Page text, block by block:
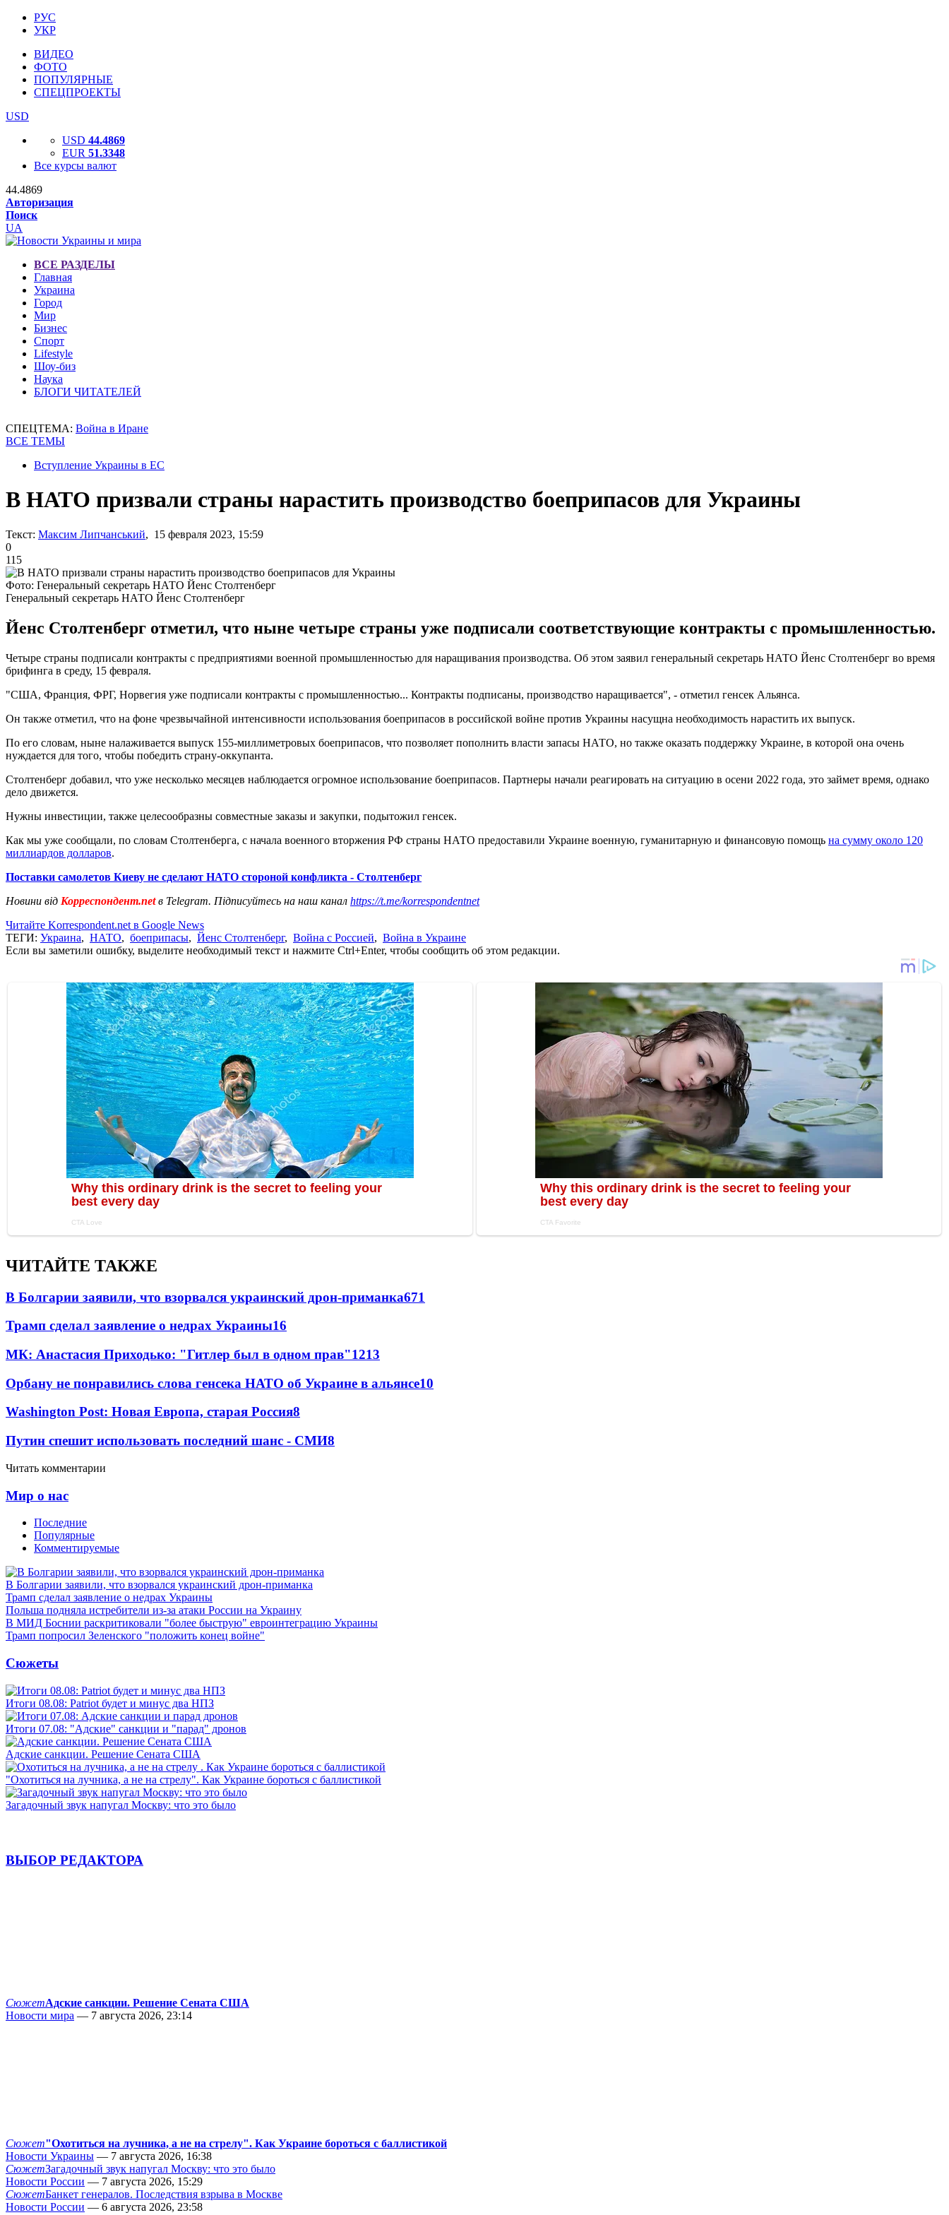
РУС
УКР
ВИДЕО
ФОТО
ПОПУЛЯРНЫЕ
СПЕЦПРОЕКТЫ
USD
USD 44.4869
EUR 51.3348
Все курсы валют
44.4869
Авторизация
Поиск
UA
ВСЕ РАЗДЕЛЫ
Главная
Украина
Город
Мир
Бизнес
Спорт
Lifestyle
Шоу-биз
Наука
БЛОГИ ЧИТАТЕЛЕЙ
СПЕЦТЕМА: Война в Иране
ВСЕ ТЕМЫ
Вступление Украины в ЕС
В НАТО призвали страны нарастить производство боеприпасов для Украины
Текст: Максим Липчанський, 15 февраля 2023, 15:59
0
115
Фото: Генеральный секретарь НАТО Йенс Столтенберг
Генеральный секретарь НАТО Йенс Столтенберг
Йенс Столтенберг отметил, что ныне четыре страны уже подписали соответствующие контракты с промышленностью.
Четыре страны подписали контракты с предприятиями военной промышленностью для наращивания производства. Об этом заявил генеральный секретарь НАТО Йенс Столтенберг во время
брифинга в среду, 15 февраля.
"США, Франция, ФРГ, Норвегия уже подписали контракты с промышленностью... Контракты подписаны, производство наращивается", - отметил генсек Альянса.
Он также отметил, что на фоне чрезвычайной интенсивности использования боеприпасов в российской войне против Украины насущна необходимость нарастить их выпуск.
По его словам, ныне налаживается выпуск 155-миллиметровых боеприпасов, что позволяет пополнить власти запасы НАТО, но также оказать поддержку Украине, в которой она очень
нуждается для того, чтобы победить страну-оккупанта.
Столтенберг добавил, что уже несколько месяцев наблюдается огромное использование боеприпасов. Партнеры начали реагировать на ситуацию в осени 2022 года, это займет время, однако
дело движется.
Нужны инвестиции, также целесообразны совместные заказы и закупки, подытожил генсек.
Как мы уже сообщали, по словам Столтенберга, с начала военного вторжения РФ страны НАТО предоставили Украине военную, гуманитарную и финансовую помощь на сумму около 120
миллиардов долларов.
Поставки самолетов Киеву не сделают НАТО стороной конфликта - Столтенберг
Новини від Корреспондент.netв Telegram. Підписуйтесь на наш канал https://t.me/korrespondentnet
Читайте Korrespondent.net в Google News
ТЕГИ: Украина, НАТО, боеприпасы, Йенс Столтенберг, Война с Россией, Война в Украине
Если вы заметили ошибку, выделите необходимый текст и нажмите Ctrl+Enter, чтобы сообщить об этом редакции.
ЧИТАЙТЕ ТАКЖЕ
В Болгарии заявили, что взорвался украинский дрон-приманка671
Трамп сделал заявление о недрах Украины16
МК: Анастасия Приходько: "Гитлер был в одном прав"1213
Орбану не понравились слова генсека НАТО об Украине в альянсе10
Washington Post: Новая Европа, старая Россия8
Путин спешит использовать последний шанс - СМИ8
Читать комментарии
Мир о нас
Последние
Популярные
Комментируемые
В Болгарии заявили, что взорвался украинский дрон-приманка
Трамп сделал заявление о недрах Украины
Польша подняла истребители из-за атаки России на Украину
В МИД Боснии раскритиковали "более быструю" евроинтеграцию Украины
Трамп попросил Зеленского "положить конец войне"
Сюжеты
Итоги 08.08: Patriot будет и минус два НПЗ
Итоги 07.08: "Адские" санкции и "парад" дронов
Адские санкции. Решение Сената США
"Охотиться на лучника, а не на стрелу". Как Украине бороться с баллистикой
Загадочный звук напугал Москву: что это было
ВЫБОР РЕДАКТОРА
СюжетАдские санкции. Решение Сената США
Новости мира — 7 августа 2026, 23:14
Сюжет"Охотиться на лучника, а не на стрелу". Как Украине бороться с баллистикой
Новости Украины — 7 августа 2026, 16:38
СюжетЗагадочный звук напугал Москву: что это было
Новости России — 7 августа 2026, 15:29
СюжетБанкет генералов. Последствия взрыва в Москве
Новости России — 6 августа 2026, 23:58